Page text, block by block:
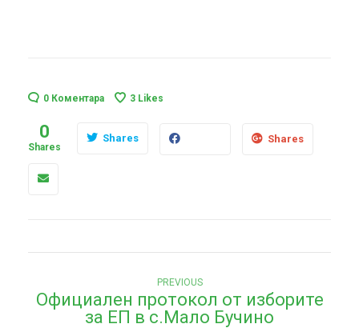
0 Коментара 3 Likes
0
Shares
Shares Shares
а
PREVIOUSPrevious
post:
Официален протокол от изборите
за ЕП в с.Мало Бучино